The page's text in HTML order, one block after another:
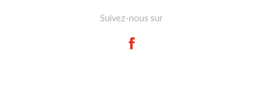
Suivez-nous sur